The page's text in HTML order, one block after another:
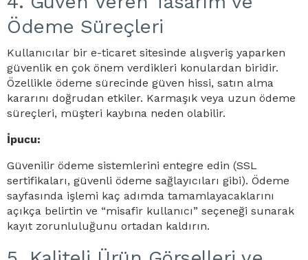
Ödeme Süreçleri
Kullanıcılar bir e-ticaret sitesinde alışveriş yaparken
güvenlik en çok önem verdikleri konulardan biridir.
Özellikle ödeme sürecinde güven hissi, satın alma
kararını doğrudan etkiler. Karmaşık veya uzun ödeme
süreçleri, müşteri kaybına neden olabilir.
İpucu:
Güvenilir ödeme sistemlerini entegre edin (SSL
sertifikaları, güvenli ödeme sağlayıcıları gibi). Ödeme
sayfasında işlemi kaç adımda tamamlayacaklarını
açıkça belirtin ve “misafir kullanıcı” seçeneği sunarak
kayıt zorunluluğunu ortadan kaldırın.